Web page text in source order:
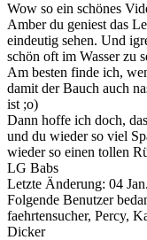
Wow so ein schönes
Amber du geniest das
eindeutig sehen. Und
schön oft im Wasser zu
Am besten finde ich,
damit der Bauch auch
ist ;o)
Dann hoffe ich doch,
und du wieder so viel
wieder so einen tollen
LG Babs
Letzte Änderung: 04
Folgende Benutzer
faehrtensucher, Percy,
Dicker